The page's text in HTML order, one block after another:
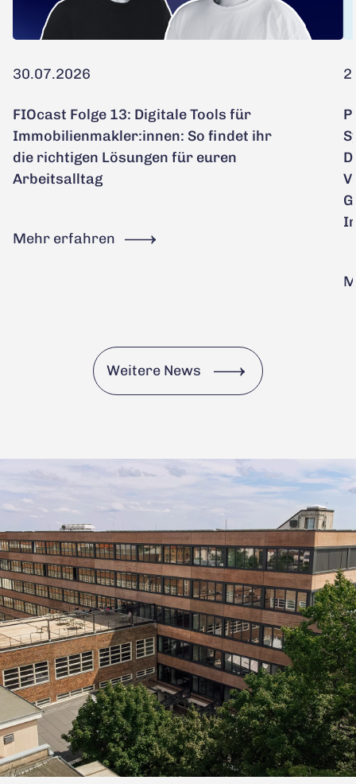
30.07.2026
FIOcast Folge 13: Digitale Tools für
Immobilienmakler:innen: So findet ihr
die richtigen Lösungen für euren
Arbeitsalltag
Mehr erfahren
Weitere News